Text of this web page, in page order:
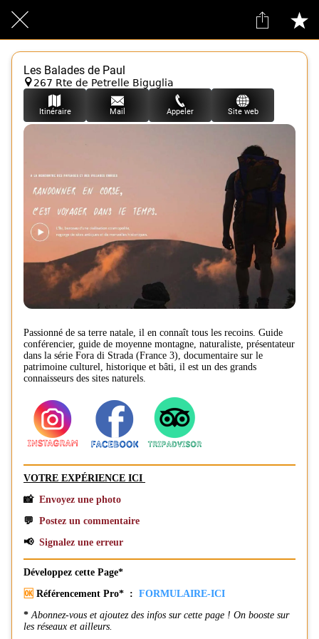
Les Balades de Paul
267 Rte de Petrelle Biguglia
Itinéraire Mail Appeler Site web
Passionné de sa terre natale, il en connaît tous les recoins. Guide
conférencier, guide de moyenne montagne, naturaliste, présentateur
dans la série Fora di Strada (France 3), documentaire sur le
patrimoine culturel, historique et bâti, il est un des grands
connaisseurs des sites naturels.
VOTRE EXPÉRIENCE ICI
📸 Envoyez une photo
💬 Postez un commentaire
📢 Signalez une erreur
Développez cette Page*
🆗 Référencement Pro* : FORMULAIRE-ICI
* Abonnez-vous et ajoutez des infos sur cette page ! On booste sur
les réseaux et ailleurs.